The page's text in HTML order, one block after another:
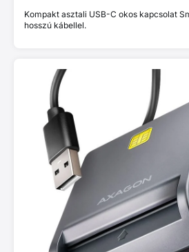
Kompakt asztali USB-C okos kapcsolat
hosszú kábellel.